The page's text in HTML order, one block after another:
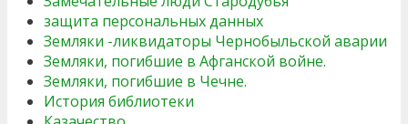
защита персональных данных
Земляки -ликвидаторы Чернобыльской аварии
Земляки, погибшие в Афганской войне.
Земляки, погибшие в Чечне.
История библиотеки